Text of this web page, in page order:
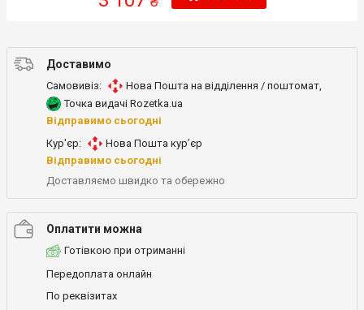
Доставимо
Самовивіз: Нова Пошта на відділення / поштомат,
Точка видачі Rozetka.ua
Відправимо сьогодні
Кур'єр:
Нова Пошта кур’єр
Відправимо сьогодні
Доставляємо швидко та обережно
Оплатити можна
Готівкою при отриманні
Передоплата онлайн
По реквізитах